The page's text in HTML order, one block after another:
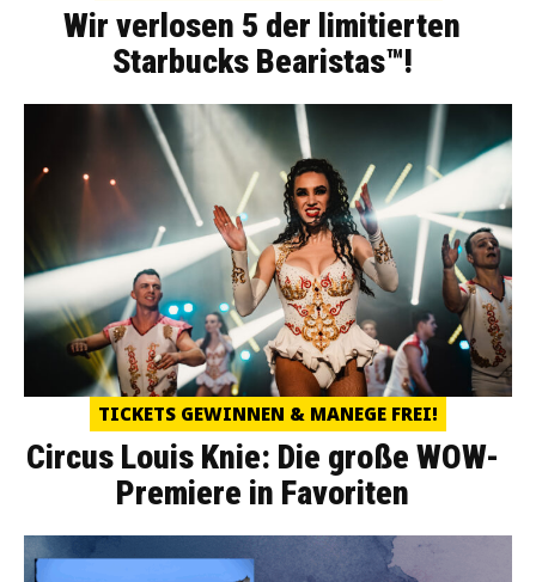
Wir verlosen 5 der limitierten
Starbucks Bearistas™!
TICKETS GEWINNEN & MANEGE FREI!
Circus Louis Knie: Die große WOW-
Premiere in Favoriten